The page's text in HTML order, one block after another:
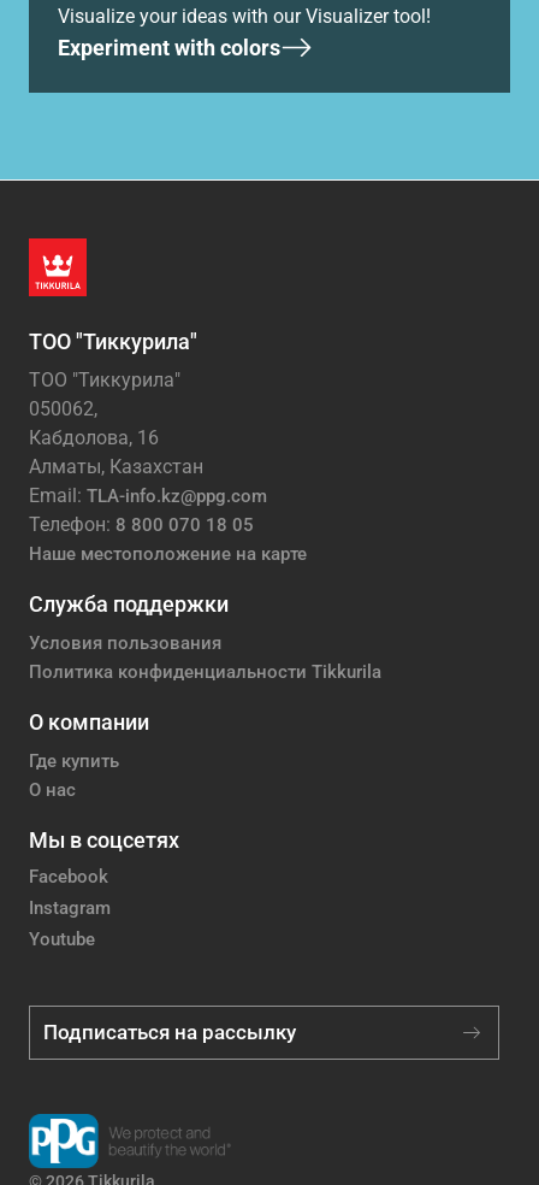
Visualize your ideas with our Visualizer tool!
Experiment with colors
ТОО "Тиккурила"
ТОО "Тиккурила"
050062,
Кабдолова, 16
Алматы, Казахстан
Email: TLA-info.kz@ppg.com
Телефон: 8 800 070 18 05
Наше местоположение на карте
Служба поддержки
Условия пользования
Политика конфиденциальности Tikkurila
О компании
Где купить
О нас
Мы в соцсетях
Facebook
Instagram
Youtube
Подписаться на рассылку